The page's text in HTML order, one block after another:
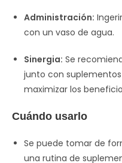
Administración:
con un vaso de agua.
Sinergia: Se
junto con
maximizar los
Cuándo usarlo
Se puede tomar de
una rutina de